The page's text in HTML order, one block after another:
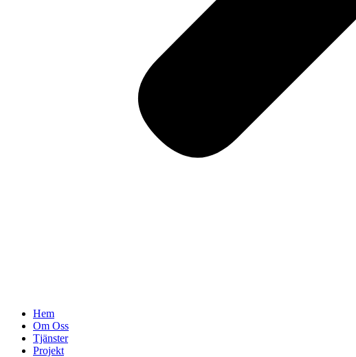
Hem
Om Oss
Tjänster
Projekt